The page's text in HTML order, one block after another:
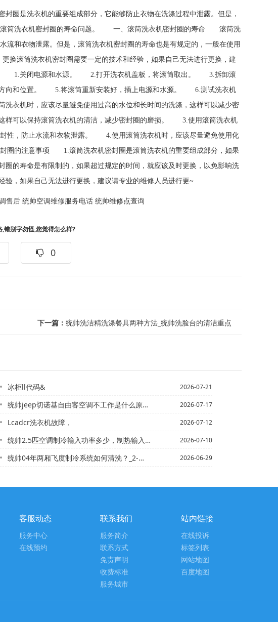
圈是洗衣机的重要组成部分，它能够防止衣物在洗涤过程中泄露。但是，
滚筒洗衣机密封圈的寿命问题。 一、滚筒洗衣机密封圈的寿命 滚筒洗
流和衣物泄露。但是，滚筒洗衣机密封圈的寿命也是有规定的，一般在使用
筒洗衣机密封圈需要一定的技术和经验，如果自己无法进行更换，建
： 1.关闭电源和水源。 2.打开洗衣机盖板，将滚筒取出。 3.拆卸滚
向和位置。 5.将滚筒重新安装好，插上电源和水源。 6.测试洗衣机
机时，应该尽量避免使用过高的水位和长时间的洗涤，这样可以减少密
可以保持滚筒洗衣机的清洁，减少密封圈的磨损。 3.使用滚筒洗衣机
性，防止水流和衣物泄露。 4.使用滚筒洗衣机时，应该尽量避免使用化
圈的注意事项 1.滚筒洗衣机密封圈是滚筒洗衣机的重要组成部分，如果
的寿命是有限制的，如果超过规定的时间，就应该及时更换，以免影响洗
，如果自己无法进行更换，建议请专业的维修人员进行更~
售后 统帅空调维修服务电话 统帅维修点查询
错别字勿怪,您觉得怎么样?
0
下一篇： 统帅洗洁精洗涤餐具两种方法_统帅洗脸台的清洁重点
冰柜ll代码& 2026-07-21
统帅jeep切诺基自由客空调不工作是什么原因+统帅JHS移动空调怎么样，移动空调... 2026-07-17
Lcadcr洗衣机故障， 2026-07-12
统帅2.5匹空调制冷输入功率多少，制热输入功率多？~统帅2p 的二级能效 145... 2026-07-10
统帅04年两厢飞度制冷系统如何清洗？_2-统帅4s店一般换空调冷媒多少钱？_8 2026-06-29
客服动态
服务中心
在线预约
联系我们
服务简介
联系方式
免责声明
收费标准
服务城市
站内链接
在线投诉
标签列表
网站地图
百度地图